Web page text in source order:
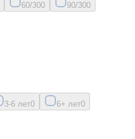
60/300 90/300
3-6 лет0 6+ лет0